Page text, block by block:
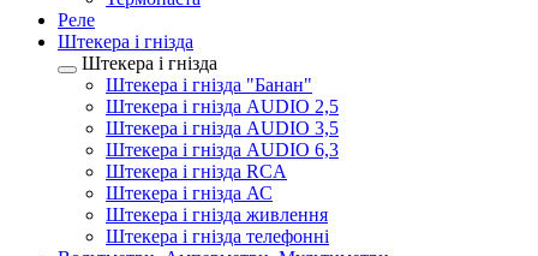
Реле
Штекера і гнізда
Штекера і гнізда
Штекера і гнізда "Банан"
Штекера і гнізда AUDIO 2,5
Штекера і гнізда AUDIO 3,5
Штекера і гнізда AUDIO 6,3
Штекера і гнізда RCA
Штекера і гнізда АС
Штекера і гнізда живлення
Штекера і гнізда телефонні